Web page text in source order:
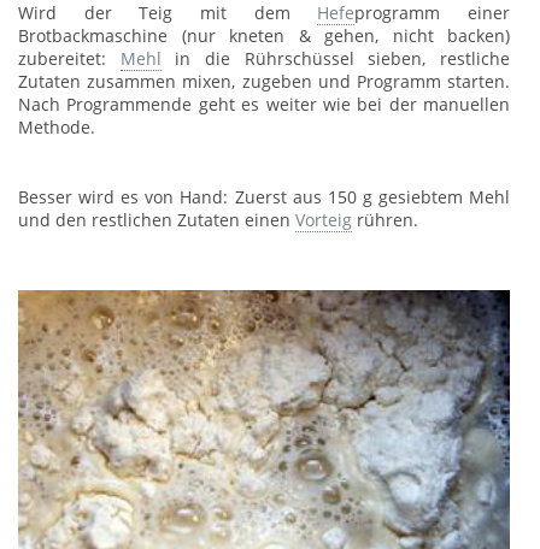
Wird der Teig mit dem Hefeprogramm einer
Brotbackmaschine (nur kneten & gehen, nicht backen)
zubereitet: Mehl in die Rührschüssel sieben, restliche
Zutaten zusammen mixen, zugeben und Programm starten.
Nach Programmende geht es weiter wie bei der manuellen
Methode.
Besser wird es von Hand: Zuerst aus 150 g gesiebtem Mehl
und den restlichen Zutaten einen Vorteig rühren.